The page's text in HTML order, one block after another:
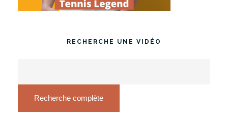
RECHERCHE UNE VIDÉO
Recherche complète